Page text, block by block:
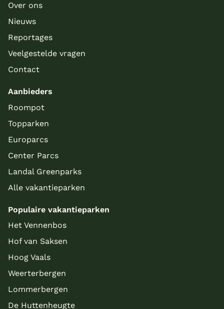
Over ons
Nieuws
Reportages
Veelgestelde vragen
Contact
Aanbieders
Roompot
Topparken
Europarcs
Center Parcs
Landal Greenparks
Alle vakantieparken
Populaire vakantieparken
Het Vennenbos
Hof van Saksen
Hoog Vaals
Weerterbergen
Lommerbergen
De Huttenheugte